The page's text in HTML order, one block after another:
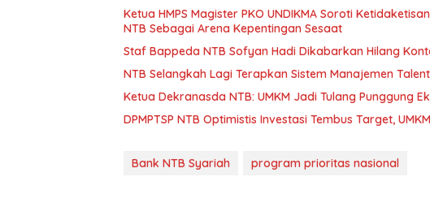
Ketua HMPS Magister PKO UNDIKMA Soroti
NTB Sebagai Arena Kepentingan Sesaat
Staf Bappeda NTB Sofyan Hadi Dikabarkan Hilang
NTB Selangkah Lagi Terapkan Sistem Manajemen
Ketua Dekranasda NTB: UMKM Jadi Tulang Punggung
DPMPTSP NTB Optimistis Investasi Tembus Target,
Bank NTB Syariah program prioritas nasional